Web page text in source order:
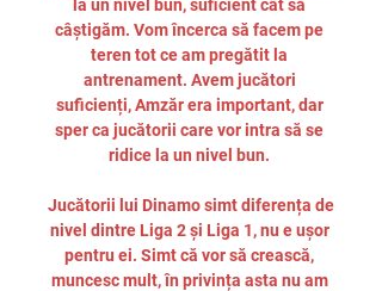
la un nivel bun, suficient cât să
câștigăm. Vom încerca să facem pe
teren tot ce am pregătit la
antrenament. Avem jucători
suficienți, Amzăr era important, dar
sper ca jucătorii care vor intra să se
ridice la un nivel bun.
Jucătorii lui Dinamo simt diferența de
nivel dintre Liga 2 și Liga 1, nu e ușor
pentru ei. Simt că vor să crească,
muncesc mult, în privința asta nu am